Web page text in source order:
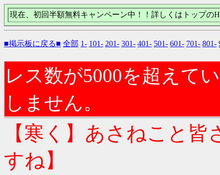
現在、初回半額無料キャンペーン中！！詳しくはトップの
■掲示板に戻る■ 全部 1- 101- 201- 301- 401- 501- 601- 701- 801-
レス数が5000を超えて
しません。
【寒く】あさねこと
すね】